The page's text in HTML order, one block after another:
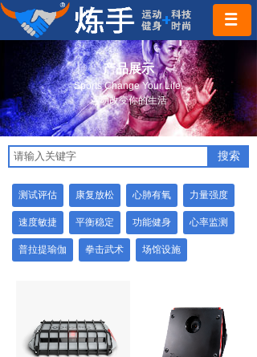
产品展示
Sports Change Your Life.
运动改变你的生活
搜索
测试评估 康复放松 心肺有氧 力量强度
速度敏捷 平衡稳定 功能健身 心率监测
普拉提瑜伽 拳击武术 场馆设施